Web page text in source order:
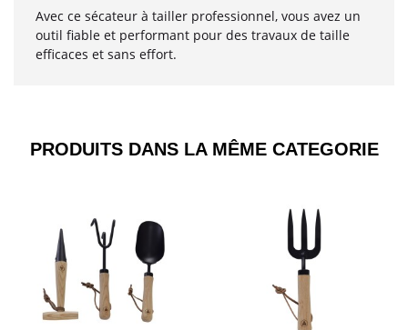
Avec ce sécateur à tailler professionnel, vous avez un
outil fiable et performant pour des travaux de taille
efficaces et sans effort.
PRODUITS DANS LA MÊME CATEGORIE​